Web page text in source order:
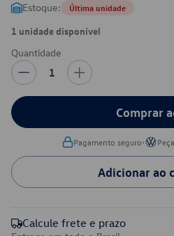
Estoque: Última unidade
1 unidade disponível
Quantidade
1
Comprar
Pagamento seguro•
Adicionar ao
Calcule frete e prazo